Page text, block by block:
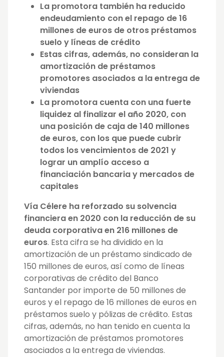
La promotora también ha reducido
endeudamiento con el repago de 16
millones de euros de otros préstamos
suelo y líneas de crédito
Estas cifras, además, no consideran la
amortización de préstamos
promotores asociados a la entrega de
viviendas
La promotora cuenta con una fuerte
liquidez al finalizar el año 2020, con
una posición de caja de 140 millones
de euros, con los que puede cubrir
todos los vencimientos de 2021 y
lograr un amplío acceso a
financiación bancaria y mercados de
capitales
Vía Célere ha reforzado su solvencia
financiera en 2020 con la reducción de su
deuda corporativa en 216 millones de
euros. Esta cifra se ha dividido en la
amortización de un préstamo sindicado de
150 millones de euros, así como de líneas
corporativas de crédito del Banco
Santander por importe de 50 millones de
euros y el repago de 16 millones de euros en
préstamos suelo y pólizas de crédito. Estas
cifras, además, no han tenido en cuenta la
amortización de préstamos promotores
asociados a la entrega de viviendas.